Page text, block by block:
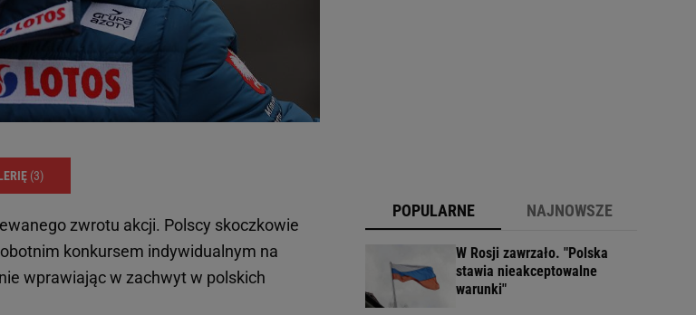
(3)
zwrotu akcji. Polscy skoczkowie
konkursem indywidualnym na
wprawiając w zachwyt w polskich
POPULARNE NAJNOWSZE
W Rosji zawrzało. "Polska
stawia nieakceptowalne
warunki"